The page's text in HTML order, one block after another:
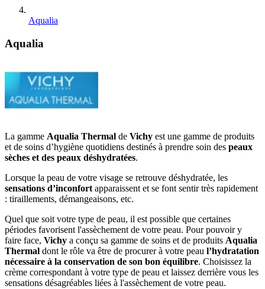
Aqualia
Aqualia
La gamme Aqualia Thermal de Vichy est une gamme de produits
et de soins d’hygiène quotidiens destinés à prendre soin des peaux
sèches et des peaux déshydratées.
Lorsque la peau de votre visage se retrouve déshydratée, les
sensations d’inconfortapparaissent et se font sentir très rapidement
: tiraillements, démangeaisons, etc.
Quel que soit votre type de peau, il est possible que certaines
périodes favorisent l'assèchement de votre peau. Pour pouvoir y
faire face, Vichy a conçu sa gamme de soins et de produits Aqualia
Thermal dont le rôle va être de procurer à votre peau l’hydratation
nécessaire à la conservation de son bon équilibre. Choisissez la
crème correspondant à votre type de peau et laissez derrière vous les
sensations désagréables liées à l'assèchement de votre peau.